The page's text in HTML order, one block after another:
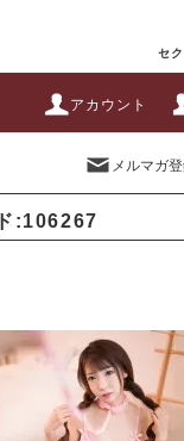
セ
アカウント
メルマガ
:106267